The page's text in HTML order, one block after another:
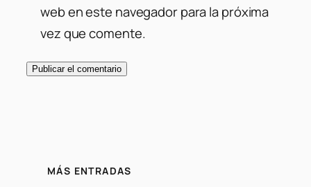
web en este navegador para la próxima
vez que comente.
MÁS ENTRADAS